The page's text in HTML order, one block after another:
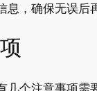
息，确保无误后
几个注意事项需